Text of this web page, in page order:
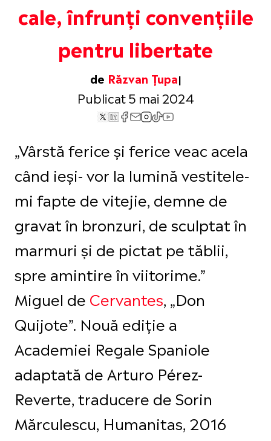
cale, înfrunți convențiile
pentru libertate
de Răzvan Țupa
Publicat 5 mai 2024
„Vârstă ferice şi ferice veac acela
când ieşi- vor la lumină vestitele-
mi fapte de vitejie, demne de
gravat în bronzuri, de sculptat în
marmuri şi de pictat pe tăblii,
spre amintire în viitorime.”
Miguel de Cervantes, „Don
Quijote”. Nouă ediţie a
Academiei Regale Spaniole
adaptată de Arturo Pérez-
Reverte, traducere de Sorin
Mărculescu, Humanitas, 2016